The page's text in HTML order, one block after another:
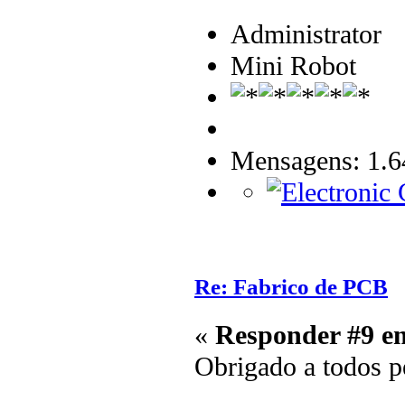
Administrator
Mini Robot
Mensagens:
Re: Fabrico de PCB
« Responder #9
Obrigado a todos